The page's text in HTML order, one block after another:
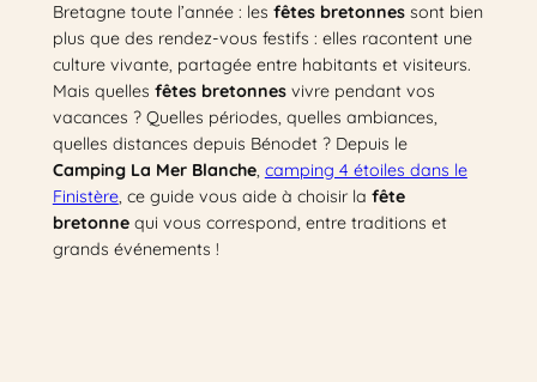
Bretagne toute l’année : les fêtes bretonnessont bien
plus que des rendez-vous festifs : elles racontent une
culture vivante, partagée entre habitants et visiteurs.
Mais quelles fêtes bretonnesvivre pendant vos
vacances ? Quelles périodes, quelles ambiances,
quelles distances depuis Bénodet ? Depuis le
Camping La Mer Blanche, camping 4 étoiles dans le
Finistère, ce guide vous aide à choisir la fête
bretonnequi vous correspond, entre traditions et
grands événements !